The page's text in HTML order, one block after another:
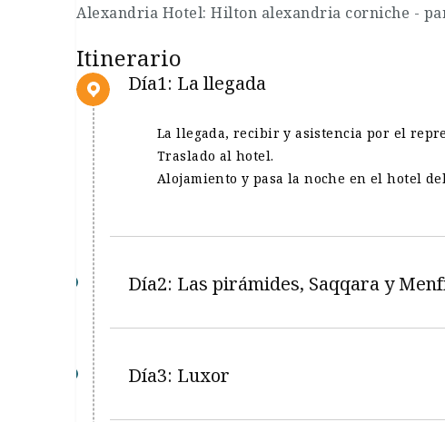
Alexandria Hotel: Hilton alexandria corniche -
Itinerario
Día1: La llegada
La llegada, recibir y asistencia por el
Traslado al hotel.
Alojamiento y pasa la noche en el hotel
Día2: Las pirámides, Saqqara y
Día3: Luxor